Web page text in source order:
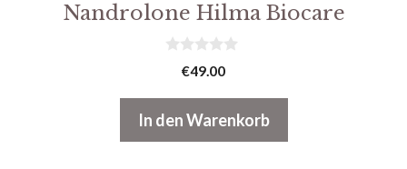
Nandrolone Hilma Biocare
5
€49.00
In den Warenkorb